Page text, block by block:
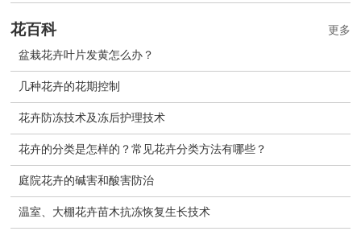
花百科
盆栽花卉叶片发黄怎么办？
几种花卉的花期控制
花卉防冻技术及冻后护理技术
花卉的分类是怎样的？常见花卉分类方法有哪些？
庭院花卉的碱害和酸害防治
温室、大棚花卉苗木抗冻恢复生长技术
更多